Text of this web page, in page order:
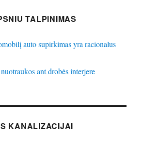
TALPINIMAS
auto supirkimas yra racionalus
ant drobės interjere
KANALIZACIJAI